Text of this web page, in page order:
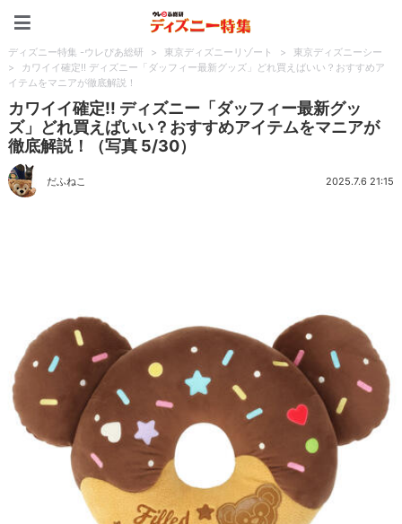
ディズニー特集 -ウレぴあ総研 > 東京ディズニーリゾート >
東京ディズニーシー
>
カワイイ確定!! ディズニー「ダッフィー最新グッズ」どれ買えばいい？おすすめア
イテムをマニアが徹底解説！
カワイイ確定!! ディズニー「ダッフィー最新グッ
ズ」どれ買えばいい？おすすめアイテムをマニアが
徹底解説！（写真 5/30）
だふねこ 2025.7.6 21:15